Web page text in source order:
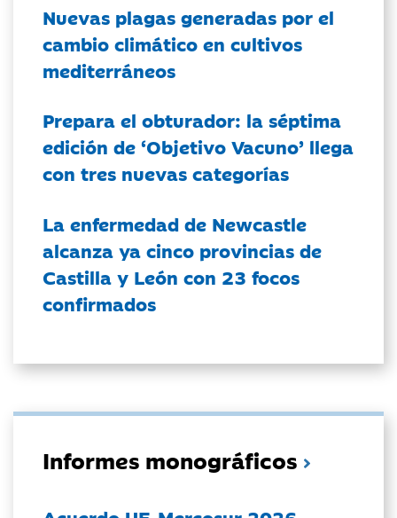
Nuevas plagas generadas por el
cambio climático en cultivos
mediterráneos
Prepara el obturador: la séptima
edición de ‘Objetivo Vacuno’ llega
con tres nuevas categorías
La enfermedad de Newcastle
alcanza ya cinco provincias de
Castilla y León con 23 focos
confirmados
Informes monográficos